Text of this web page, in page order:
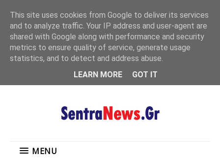
MENU
MENU
This site uses cookies from Google to deliver its services
and to analyze traffic. Your IP address and user-agent are
shared with Google along with performance and security
metrics to ensure quality of service, generate usage
statistics, and to detect and address abuse.
LEARN MORE
GOT IT